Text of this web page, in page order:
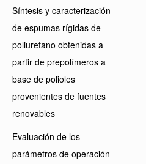
Síntesis y caracterización
de espumas rígidas de
poliuretano obtenidas a
partir de prepolímeros a
base de polioles
provenientes de fuentes
renovables
Evaluación de los
parámetros de operación